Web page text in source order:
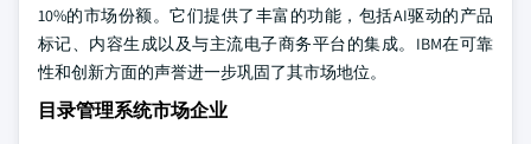
10%的市场份额。它们提供了丰富的功能，包括AI驱动的产品
标记、内容生成以及与主流电子商务平台的集成。IBM在可靠
性和创新方面的声誉进一步巩固了其市场地位。
目录管理系统市场企业